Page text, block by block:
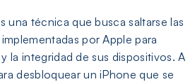
una técnica que busca saltarse las
por Apple para
la integridad de sus dispositivos. A
desbloquear un iPhone que se